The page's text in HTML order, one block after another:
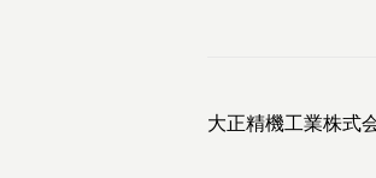
大正精機工業株式